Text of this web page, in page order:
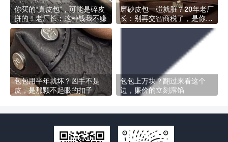
你买的“真皮包”，可能是碎皮
拼的！老厂长：这种钱我不赚
磨砂皮包一碰就脏？20年老厂
长：别再交智商税了，是你不
会养！
包包用半年就坏？凶手不是
皮，是那颗不起眼的扣子
包包上万块？翻过来看这个
边，廉价的立刻露馅